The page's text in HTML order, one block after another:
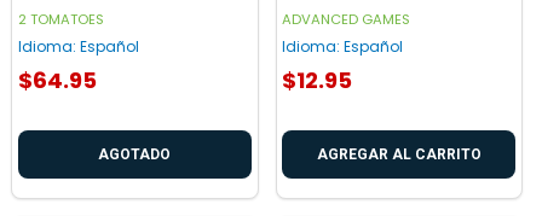
2 TOMATOES
Idioma: Español
$64.95
AGOTADO
ADVANCED GAMES
Idioma: Español
$12.95
AGREGAR AL CARRITO